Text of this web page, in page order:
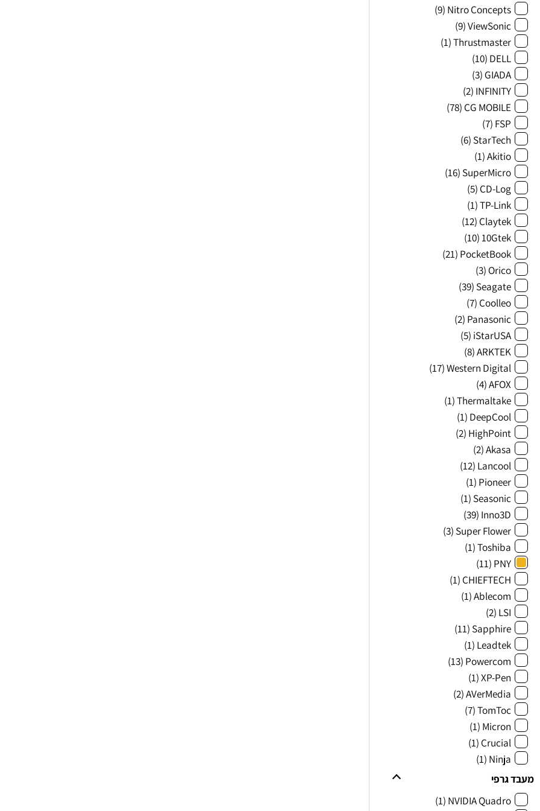
Nitro Concepts
(9)
ViewSonic
(9)
Thrustmaster
(1)
DELL
(10)
GIADA
(3)
INFINITY
(2)
CG MOBILE
(78)
FSP
(7)
StarTech
(6)
Akitio
(1)
SuperMicro
(16)
CD-Log
(5)
TP-Link
(1)
Claytek
(12)
10Gtek
(10)
PocketBook
(21)
Orico
(3)
Seagate
(39)
Coolleo
(7)
Panasonic
(2)
iStarUSA
(5)
ARKTEK
(8)
Western Digital
(17)
AFOX
(4)
Thermaltake
(1)
DeepCool
(1)
HighPoint
(2)
Akasa
(2)
Lancool
(12)
Pioneer
(1)
Seasonic
(1)
Inno3D
(39)
Super Flower
(3)
Toshiba
(1)
PNY
(11)
CHIEFTECH
(1)
Ablecom
(1)
LSI
(2)
Sapphire
(11)
Leadtek
(1)
Powercom
(13)
XP-Pen
(1)
AVerMedia
(2)
TomToc
(7)
Micron
(1)
Crucial
(1)
Ninja
(1)
מעבד גרפי
NVIDIA Quadro
(1)